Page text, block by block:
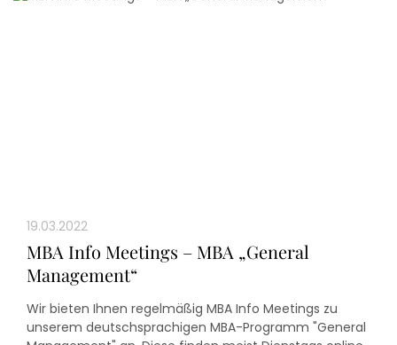
19.03.2022
MBA Info Meetings – MBA „General
Management“
Wir bieten Ihnen regelmäßig MBA Info Meetings zu
unserem deutschsprachigen MBA-Programm "General